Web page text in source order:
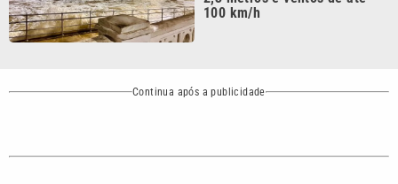
100 km/h
Continua após a publicidade